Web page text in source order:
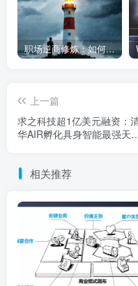
职场逆商修炼：如何把每一次挫折转化为成长的养分
上一篇
求之科技超1亿美元融资：
华AIR孵化具身智能最强天
相关推荐